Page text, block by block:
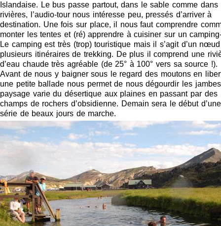
Islandaise. Le bus passe partout, dans le sable comme dans
rivières, l’audio-tour nous intéresse peu, pressés d’arriver à
destination. Une fois sur place, il nous faut comprendre
monter les tentes et (ré) apprendre à cuisiner sur un
Le camping est très (trop) touristique mais il s’agit d’un
plusieurs itinéraires de trekking. De plus il comprend une
d’eau chaude très agréable (de 25° à 100° vers sa source !).
Avant de nous y baigner sous le regard des moutons en
une petite ballade nous permet de nous dégourdir les
paysage varie du désertique aux plaines en passant par des
champs de rochers d’obsidienne. Demain sera le début d’une
série de beaux jours de marche.